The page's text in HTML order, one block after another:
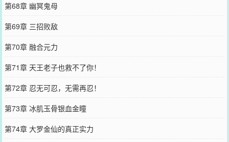
第68章 幽冥鬼母
第69章 三招败敌
第70章 融合元力
第71章 天王老子也救不了你！
第72章 忍无可忍，无需再忍！
第73章 冰肌玉骨银血金瞳
第74章 大罗金仙的真正实力